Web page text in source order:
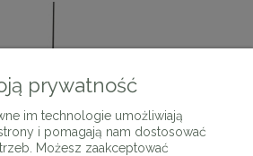
prywatność
im technologie umożliwiają
i pomagają nam dostosować
Możesz zaakceptować